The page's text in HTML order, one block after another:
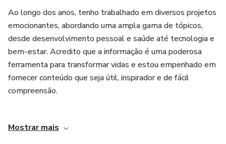
Ao longo dos anos, tenho trabalhado em diversos projetos
emocionantes, abordando uma ampla gama de tópicos,
desde desenvolvimento pessoal e saúde até tecnologia e
bem-estar. Acredito que a informação é uma poderosa
ferramenta para transformar vidas e estou empenhado em
fornecer conteúdo que seja útil, inspirador e de fácil
compreensão.
práticas e inspiração para melhorar sua vida e alcançar seus
Mostrar mais